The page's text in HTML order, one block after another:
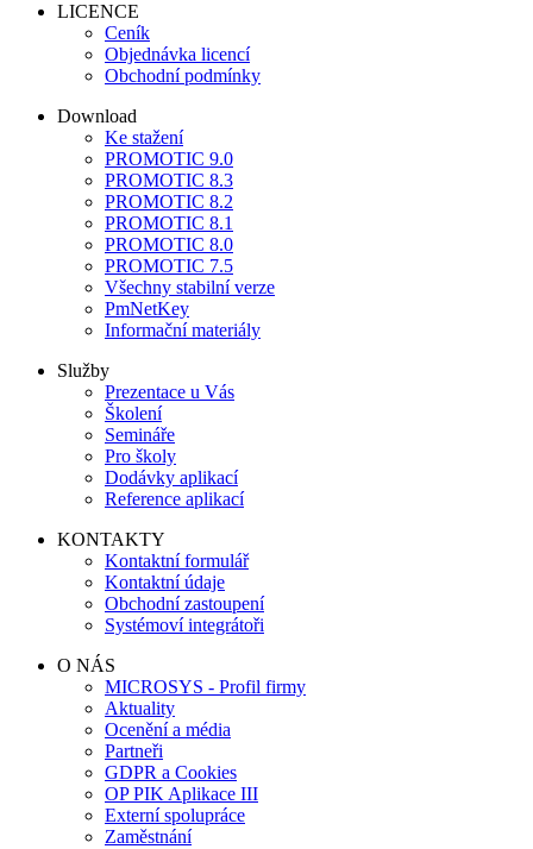
LICENCE
Ceník
Objednávka licencí
Obchodní podmínky
Download
Ke stažení
PROMOTIC 9.0
PROMOTIC 8.3
PROMOTIC 8.2
PROMOTIC 8.1
PROMOTIC 8.0
PROMOTIC 7.5
Všechny stabilní verze
PmNetKey
Informační materiály
Služby
Prezentace u Vás
Školení
Semináře
Pro školy
Dodávky aplikací
Reference aplikací
KONTAKTY
Kontaktní formulář
Kontaktní údaje
Obchodní zastoupení
Systémoví integrátoři
O NÁS
MICROSYS - Profil firmy
Aktuality
Ocenění a média
Partneři
GDPR a Cookies
OP PIK Aplikace III
Externí spolupráce
Zaměstnání